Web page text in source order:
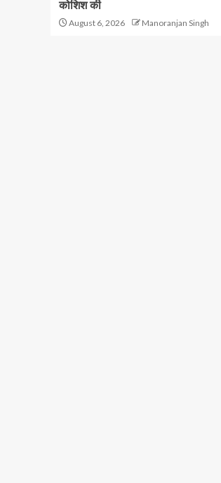
कोशिश की
August 6, 2026 Manoranjan Singh